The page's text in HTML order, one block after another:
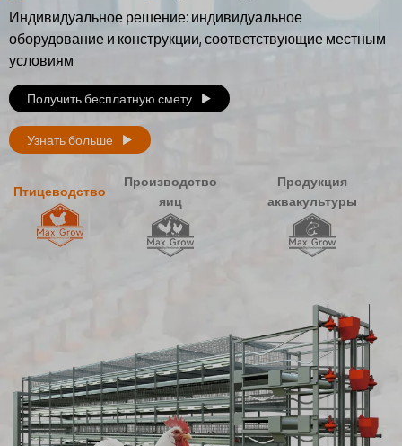
Индивидуальное решение: индивидуальное
оборудование и конструкции, соответствующие местным
условиям
Получить бесплатную смету
Узнать больше
Птицеводство
Производство
яиц
Продукция
аквакультуры